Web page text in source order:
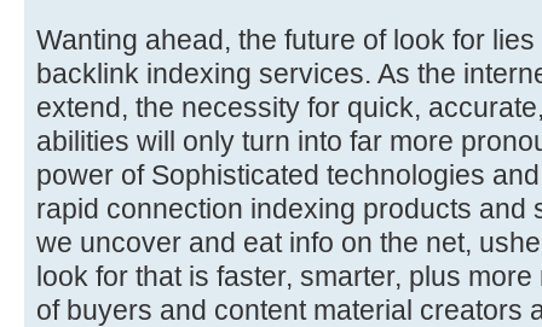
Wanting ahead, the future of look for
backlink indexing services. As the
extend, the necessity for quick,
abilities will only turn into far more
power of Sophisticated technologies
rapid connection indexing products and
we uncover and eat info on the net,
look for that is faster, smarter, plus
of buyers and content material creators